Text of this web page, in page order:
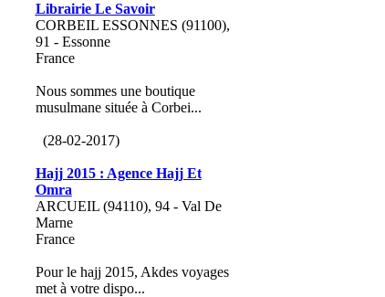
Librairie Le Savoir
CORBEIL ESSONNES (91100),
91 - Essonne
France
Nous sommes une boutique
musulmane située à Corbei...
(28-02-2017)
Hajj 2015 : Agence Hajj Et
Omra
ARCUEIL (94110), 94 - Val De
Marne
France
Pour le hajj 2015, Akdes voyages
met à votre dispo...